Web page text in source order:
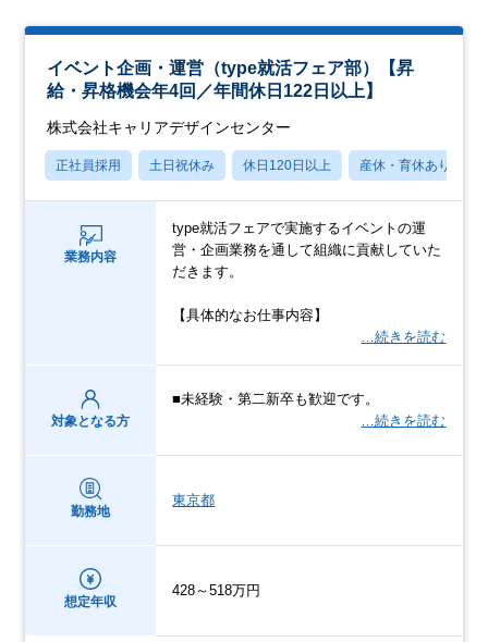
イベント企画・運営（type就活フェア部）【昇
給・昇格機会年4回／年間休日122日以上】
株式会社キャリアデザインセンター
正社員採用 土日祝休み 休日120日以上 産休・育休あり
業務内容
type就活フェアで実施するイベントの運
営・企画業務を通して組織に貢献していた
だきます。
【具体的なお仕事内容】
…続きを読む
対象となる方
■未経験・第二新卒も歓迎です。
…続きを読む
勤務地
東京都
想定年収
428～518万円